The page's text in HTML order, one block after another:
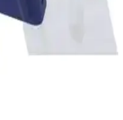
tasarlanmış şık ve dayanıklı
korurken
ve şık